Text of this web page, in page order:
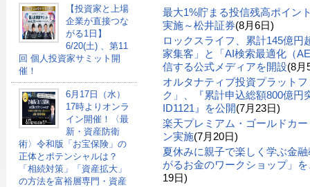
【投資家と上場
企業が直接つな
がる1日】
6/20(土) 、第11
回 個人投資家サミット開
催！
6月17日（水）
17時よりオンラ
イン開催！〈最
新・資産防衛
術〉令和版「お宝保険」の
正体とポテンシャルは？
「相続対策」「資産拡大」
の方法を富裕層専門・資産
最大1%貯まる投信残高ポイン
実施～松井証券(8月6日)
ロックスライフ、累計145億円
家集客」と「AI検索最適化（
信する公式メディアを開設(8月
オルタナティブ投資プラット
ク」、『累計申込総額800億円
ID1121』を公開(7月23日)
楽天プレミアム・ゴールドカ
ン実施(7月20日)
夏休みに親子で楽しく学ぶ金
がるお金のワークショップ」
19日)